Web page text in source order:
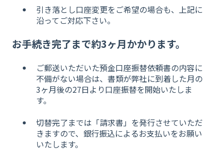
引き落とし口座変更をご希望の場合も、上記に
沿ってご対応下さい。
お手続き完了まで約3ヶ月かかります。
ご郵送いただいた預金口座振替依頼書の内容に
不備がない場合は、書類が弊社に到着した月の
3ヶ月後の27日より口座振替を開始いたしま
す。
切替完了までは「請求書」を発行させていただ
きますので、銀行振込によるお支払いをお願い
いたします。